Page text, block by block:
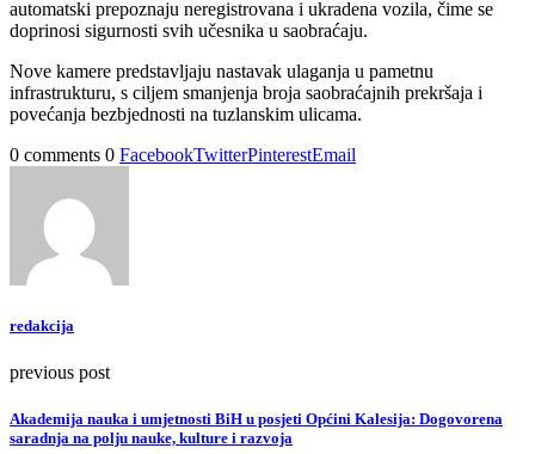
automatski prepoznaju neregistrovana i ukradena vozila, čime se
doprinosi sigurnosti svih učesnika u saobraćaju.
Nove kamere predstavljaju nastavak ulaganja u pametnu
infrastrukturu, s ciljem smanjenja broja saobraćajnih prekršaja i
povećanja bezbjednosti na tuzlanskim ulicama.
0 comments 0 FacebookTwitterPinterestEmail
redakcija
previous post
Akademija nauka i umjetnosti BiH u posjeti Općini Kalesija: Dogovorena
saradnja na polju nauke, kulture i razvoja